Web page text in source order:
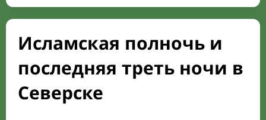
Исламская полночь и
последняя треть ночи в
Северске